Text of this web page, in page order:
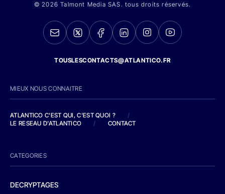
© 2026 Talmont Media SAS. tous droits réservés.
TOUSLESCONTACTS@ATLANTICO.FR
MIEUX NOUS CONNAITRE
ATLANTICO C'EST QUI, C'EST QUOI ?
/
LE RESEAU D'ATLANTICO
/ CONTACT
CATEGORIES
DECRYPTAGES